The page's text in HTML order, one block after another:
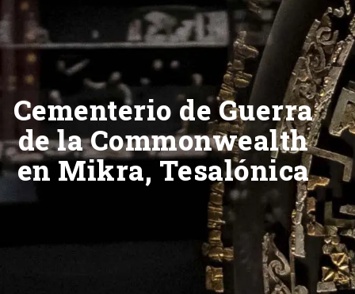
Cementerio de Guerra
de la Commonwealth
en Mikra, Tesalónica